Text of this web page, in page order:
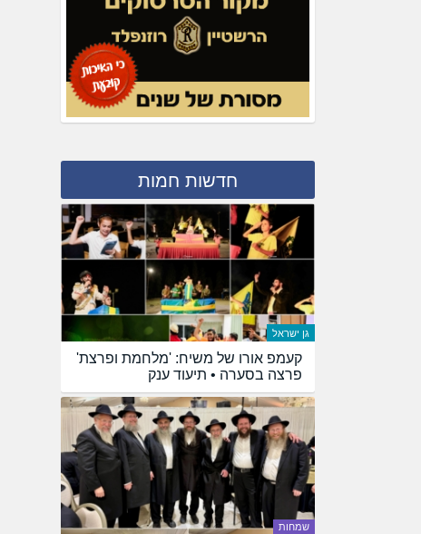
חדשות חמות
גן ישראל
קעמפ אורו של משיח: 'מלחמת ופרצת'
פרצה בסערה • תיעוד ענק
שמחות